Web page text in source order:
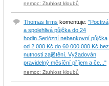
nemoc: Ztuhlost kloubů
Thomas firms komentuje: "Poctivá
a spolehlivá půjčka do 24
hodin.Seriózní nebankovní půjčka
od 2 000 Kč do 60 000 000 Kč bez
nutnosti zajištění. Vyžadován
pravidelný měsíční příjem a če..."
nemoc: Ztuhlost kloubů